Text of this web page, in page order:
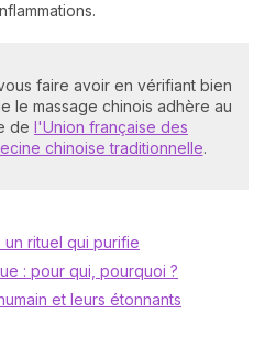
faire avoir en vérifiant bien
le massage chinois adhère au
de l'Union française des
chinoise traditionnelle.
rituel qui purifie
: pour qui, pourquoi ?
et leurs étonnants